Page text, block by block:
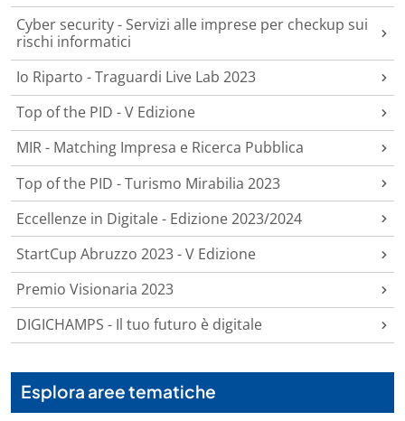
Cyber security - Servizi alle imprese per checkup sui
rischi informatici
Io Riparto - Traguardi Live Lab 2023
Top of the PID - V Edizione
MIR - Matching Impresa e Ricerca Pubblica
Top of the PID - Turismo Mirabilia 2023
Eccellenze in Digitale - Edizione 2023/2024
StartCup Abruzzo 2023 - V Edizione
Premio Visionaria 2023
DIGICHAMPS - Il tuo futuro è digitale
Esplora aree tematiche